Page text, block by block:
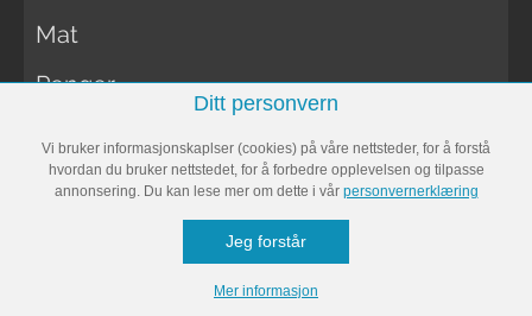
Mat
Penger
MAT
Ditt personvern
Vi bruker informasjonskaplser (cookies) på våre nettsteder, for å forstå
hvordan du bruker nettstedet, for å forbedre opplevelsen og tilpasse
annonsering. Du kan lese mer om dette i vår personvernerklæring
Jeg forstår
Mer informasjon